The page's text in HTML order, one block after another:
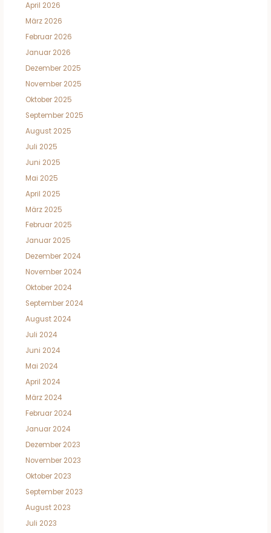
April 2026
März 2026
Februar 2026
Januar 2026
Dezember 2025
November 2025
Oktober 2025
September 2025
August 2025
Juli 2025
Juni 2025
Mai 2025
April 2025
März 2025
Februar 2025
Januar 2025
Dezember 2024
November 2024
Oktober 2024
September 2024
August 2024
Juli 2024
Juni 2024
Mai 2024
April 2024
März 2024
Februar 2024
Januar 2024
Dezember 2023
November 2023
Oktober 2023
September 2023
August 2023
Juli 2023